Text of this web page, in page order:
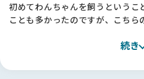
初めてわんちゃんを飼うというこ
ことも多かったのですが、こち
っかりと汲み取ってくださり、「
続き